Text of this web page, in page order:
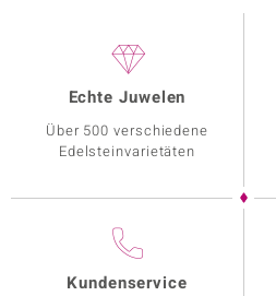
Echte Juwelen
Über 500 verschiedene
Edelsteinvarietäten
Kundenservice